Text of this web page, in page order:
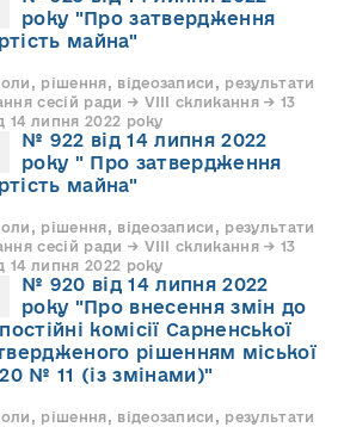
року "Про затвердження
майна"
рішення, відеозаписи, результати
сесій ради → VIII скликання → 13
14 липня 2022 року
№ 922 від 14 липня 2022
року " Про затвердження
майна"
рішення, відеозаписи, результати
сесій ради → VIII скликання → 13
14 липня 2022 року
№ 920 від 14 липня 2022
року "Про внесення змін до
комісії Сарненської
рішенням міської
№ 11 (із змінами)"
рішення, відеозаписи, результати